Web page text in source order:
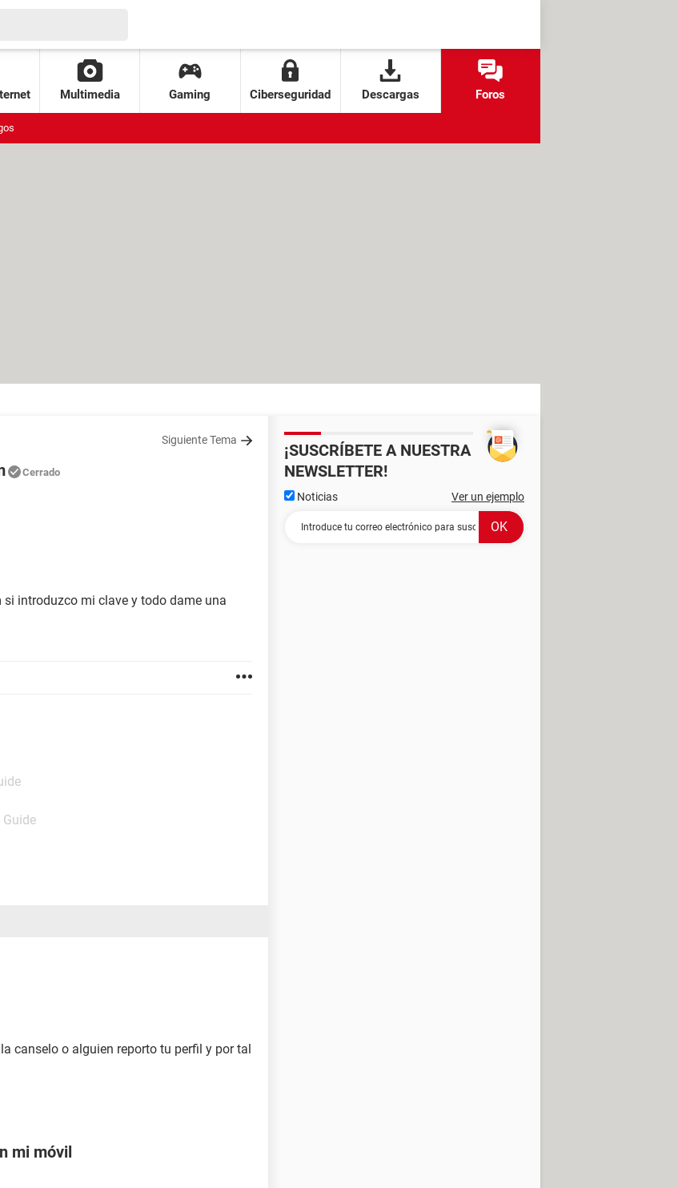
Multimedia Gaming Ciberseguridad Descargas Foros
Siguiente Tema
Cerrado
introduzco mi clave y todo dame una
Guide
canselo o alguien reporto tu perfil y por tal
mi móvil
¡SUSCRÍBETE A NUESTRA
NEWSLETTER!
Noticias Ver un ejemplo